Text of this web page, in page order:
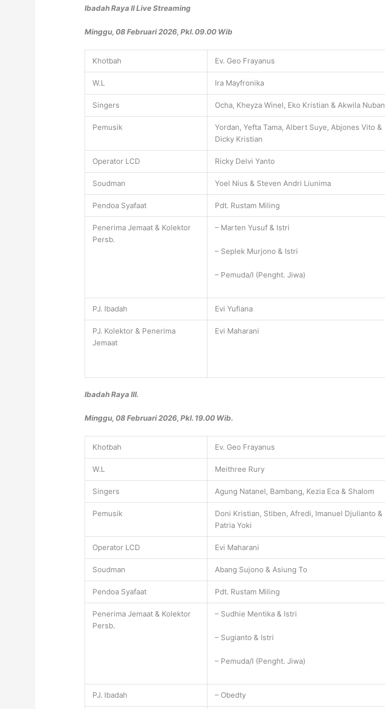
Ibadah Raya II Live Streaming
Minggu, 08 Februari 2026, Pkl. 09.00 Wib
Khotbah Ev. Geo Frayanus
W.L Ira Mayfronika
Singers Ocha, Kheyza Winel, Eko Kristian & Akwila Nuban
Pemusik
Yordan, Yefta Tama, Albert Suye, Abjones Vito &
Dicky Kristian
Operator LCD Ricky Delvi Yanto
Soudman Yoel Nius & Steven Andri Liunima
Pendoa Syafaat Pdt. Rustam Miling
Penerima Jemaat & Kolektor
Persb.
– Marten Yusuf & Istri
– Seplek Murjono & Istri
– Pemuda/I (Penght. Jiwa)
PJ. Ibadah Evi Yufiana
PJ. Kolektor & Penerima
Jemaat
Evi Maharani
Ibadah Raya III.
Minggu, 08 Februari 2026, Pkl. 19.00 Wib.
Khotbah Ev. Geo Frayanus
W.L Meithree Rury
Singers Agung Natanel, Bambang, Kezia Eca & Shalom
Pemusik
Doni Kristian, Stiben, Afredi, Imanuel Djulianto &
Patria Yoki
Operator LCD Evi Maharani
Soudman Abang Sujono & Asiung To
Pendoa Syafaat Pdt. Rustam Miling
Penerima Jemaat & Kolektor
Persb.
– Sudhie Mentika & Istri
– Sugianto & Istri
– Pemuda/I (Penght. Jiwa)
PJ. Ibadah – Obedty